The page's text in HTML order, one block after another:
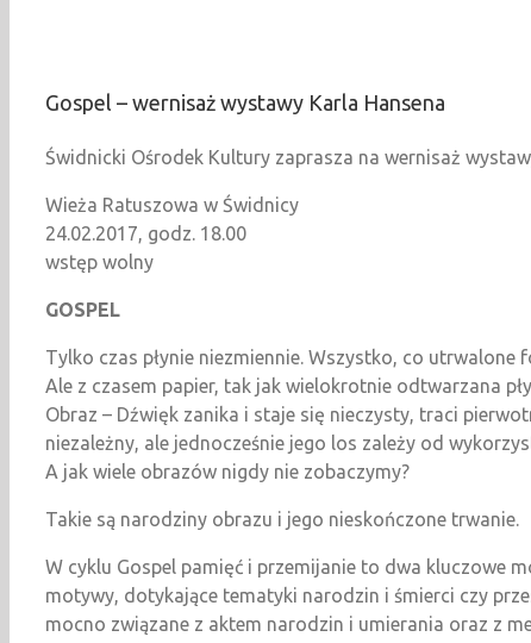
Gospel – wernisaż wystawy Karla Hansena
Świdnicki Ośrodek Kultury zaprasza na wernisaż
Wieża Ratuszowa w Świdnicy
24.02.2017, godz. 18.00
wstęp wolny
GOSPEL
Tylko czas płynie niezmiennie. Wszystko, co
Ale z czasem papier, tak jak wielokrotnie odtwarzana
Obraz – Dźwięk zanika i staje się nieczysty, traci
niezależny, ale jednocześnie jego los zależy od
A jak wiele obrazów nigdy nie zobaczymy?
Takie są narodziny obrazu i jego nieskończone trwanie.
W cyklu Gospel pamięć i przemijanie to dwa kluczowe
motywy, dotykające tematyki narodzin i śmierci czy
mocno związane z aktem narodzin i umierania oraz z